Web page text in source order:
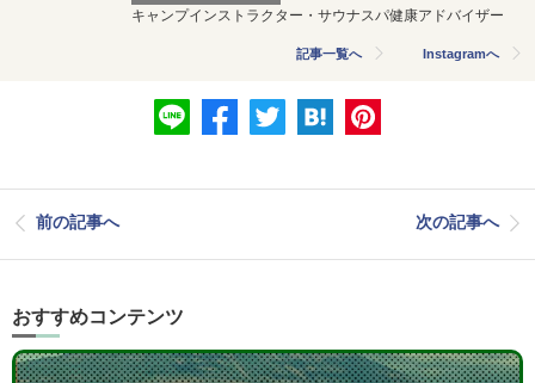
キャンプインストラクター・サウナスパ健康アドバイザー
記事一覧へ Instagramへ
前の記事へ 次の記事へ
おすすめコンテンツ